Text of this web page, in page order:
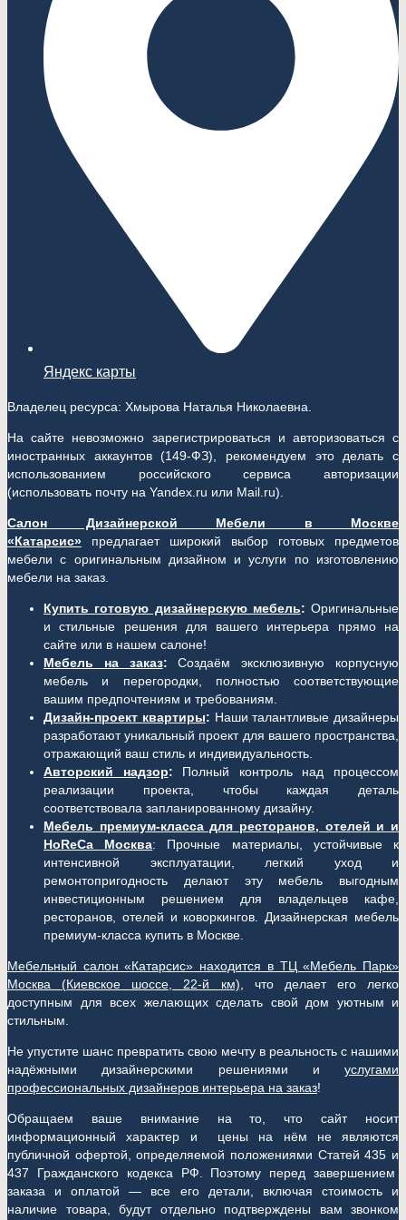
Яндекс карты
Владелец ресурса: Хмырова Наталья Николаевна.
На сайте невозможно зарегистрироваться и авторизоваться с
иностранных аккаунтов (149-ФЗ), рекомендуем это делать с
использованием российского сервиса авторизации
(использовать почту на Yandex.ru или Mail.ru).
Салон Дизайнерской Мебели в Москве
«Катарсис»
предлагает широкий выбор готовых предметов
мебели с оригинальным дизайном и услуги по изготовлению
мебели на заказ.
Купить готовую дизайнерскую мебель: Оригинальные
и стильные решения для вашего интерьера прямо на
сайте или в нашем салоне!
Мебель на заказ: Создаём эксклюзивную корпусную
мебель и перегородки, полностью соответствующие
вашим предпочтениям и требованиям.
Дизайн-проект квартиры: Наши талантливые дизайнеры
разработают уникальный проект для вашего пространства,
отражающий ваш стиль и индивидуальность.
Авторский надзор: Полный контроль над процессом
реализации проекта, чтобы каждая деталь
соответствовала запланированному дизайну.
Мебель премиум-класса для ресторанов, отелей и и
HoReCa Москва: Прочные материалы, устойчивые к
интенсивной эксплуатации, легкий уход и
ремонтопригодность делают эту мебель выгодным
инвестиционным решением для владельцев кафе,
ресторанов, отелей и коворкингов. Дизайнерская мебель
премиум-класса купить в Москве.
Мебельный салон «Катарсис» находится в ТЦ «Мебель Парк»
Москва (Киевское шоссе, 22-й км) , что делает его легко
доступным для всех желающих сделать свой дом уютным и
стильным.
Не упустите шанс превратить свою мечту в реальность с нашими
надёжными дизайнерскими решениями и услугами
профессиональных дизайнеров интерьера на заказ!
Обращаем ваше внимание на то, что сайт носит
информационный характер и цены на нём не являются
публичной офертой, определяемой положениями Статей 435 и
437 Гражданского кодекса РФ. Поэтому перед завершением
заказа и оплатой — все его детали, включая стоимость и
наличие товара, будут отдельно подтверждены вам звонком